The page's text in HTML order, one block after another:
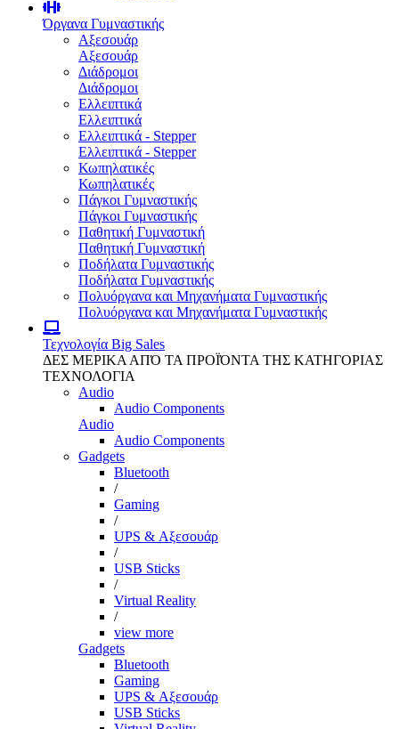
Όργανα Γυμναστικής
Αξεσουάρ
Αξεσουάρ
Διάδρομοι
Διάδρομοι
Ελλειπτικά
Ελλειπτικά
Ελλειπτικά - Stepper
Ελλειπτικά - Stepper
Κωπηλατικές
Κωπηλατικές
Πάγκοι Γυμναστικής
Πάγκοι Γυμναστικής
Παθητική Γυμναστική
Παθητική Γυμναστική
Ποδήλατα Γυμναστικής
Ποδήλατα Γυμναστικής
Πολυόργανα και Μηχανήματα Γυμναστικής
Πολυόργανα και Μηχανήματα Γυμναστικής
Τεχνολογία Big Sales
ΔΕΣ ΜΕΡΙΚΑ ΑΠΌ ΤΑ ΠΡΟΪΌΝΤΑ ΤΗΣ ΚΑΤΗΓΟΡΙΑΣ
ΤΕΧΝΟΛΟΓΙΑ
Audio
Audio Components
Audio
Audio Components
Gadgets
Bluetooth
/
Gaming
/
UPS & Αξεσουάρ
/
USB Sticks
/
Virtual Reality
/
view more
Gadgets
Bluetooth
Gaming
UPS & Αξεσουάρ
USB Sticks